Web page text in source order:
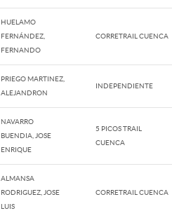
HUELAMO
FERNÁNDEZ,
FERNANDO
CORRETRAIL CUENCA
PRIEGO MARTINEZ,
ALEJANDRON
INDEPENDIENTE
NAVARRO
BUENDIA, JOSE
ENRIQUE
5 PICOS TRAIL
CUENCA
ALMANSA
RODRIGUEZ, JOSE
LUIS
CORRETRAIL CUENCA